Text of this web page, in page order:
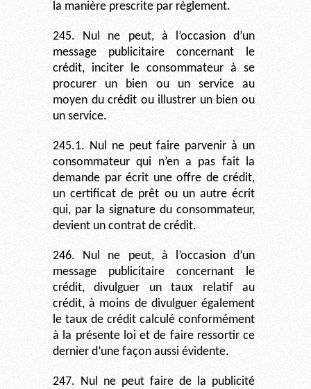
la manière prescrite par règlement.
245. Nul ne peut, à l’occasion d’un
message publicitaire concernant le
crédit, inciter le consommateur à se
procurer un bien ou un service au
moyen du crédit ou illustrer un bien ou
un service.
245.1. Nul ne peut faire parvenir à un
consommateur qui n’en a pas fait la
demande par écrit une offre de crédit,
un certificat de prêt ou un autre écrit
qui, par la signature du consommateur,
devient un contrat de crédit.
246. Nul ne peut, à l’occasion d’un
message publicitaire concernant le
crédit, divulguer un taux relatif au
crédit, à moins de divulguer également
le taux de crédit calculé conformément
à la présente loi et de faire ressortir ce
dernier d’une façon aussi évidente.
247. Nul ne peut faire de la publicité